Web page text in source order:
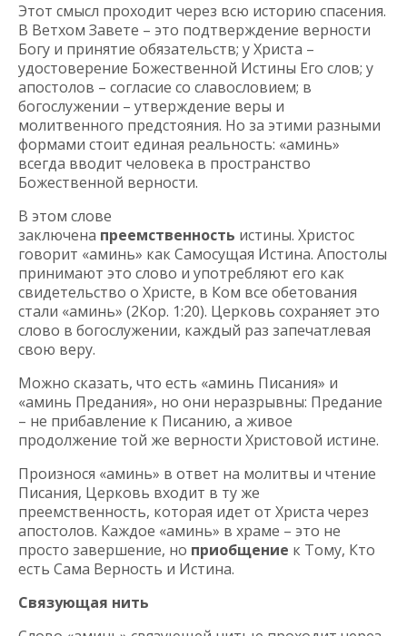
Этот смысл проходит через всю историю спасения.
В Ветхом Завете – это подтверждение верности
Богу и принятие обязательств; у Христа –
удостоверение Божественной Истины Его слов; у
апостолов – согласие со славословием; в
богослужении – утверждение веры и
молитвенного предстояния. Но за этими разными
формами стоит единая реальность: «аминь»
всегда вводит человека в пространство
Божественной верности.
В этом слове
заключена преемственность истины. Христос
говорит «аминь» как Самосущая Истина. Апостолы
принимают это слово и употребляют его как
свидетельство о Христе, в Ком все обетования
стали «аминь» (2Кор. 1:20). Церковь сохраняет это
слово в богослужении, каждый раз запечатлевая
свою веру.
Можно сказать, что есть «аминь Писания» и
«аминь Предания», но они неразрывны: Предание
– не прибавление к Писанию, а живое
продолжение той же верности Христовой истине.
Произнося «аминь» в ответ на молитвы и чтение
Писания, Церковь входит в ту же
преемственность, которая идет от Христа через
апостолов. Каждое «аминь» в храме – это не
просто завершение, но приобщение к Тому, Кто
есть Сама Верность и Истина.
Связующая нить